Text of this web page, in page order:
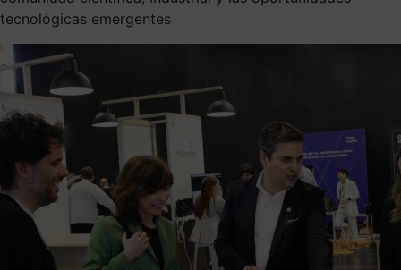
tecnológicas emergentes